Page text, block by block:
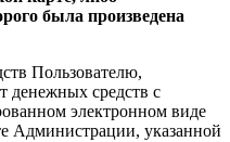
была произведена
Пользователю,
денежных средств с
электронном виде
Администрации, указанной